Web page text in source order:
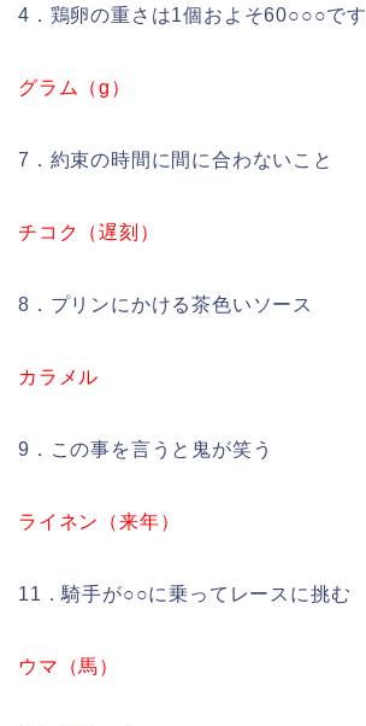
4．鶏卵の重さは1個およそ60○○○です
グラム（g）
7．約束の時間に間に合わないこと
チコク（遅刻）
8．プリンにかける茶色いソース
カラメル
9．この事を言うと鬼が笑う
ライネン（来年）
11．騎手が○○に乗ってレースに挑む
ウマ（馬）